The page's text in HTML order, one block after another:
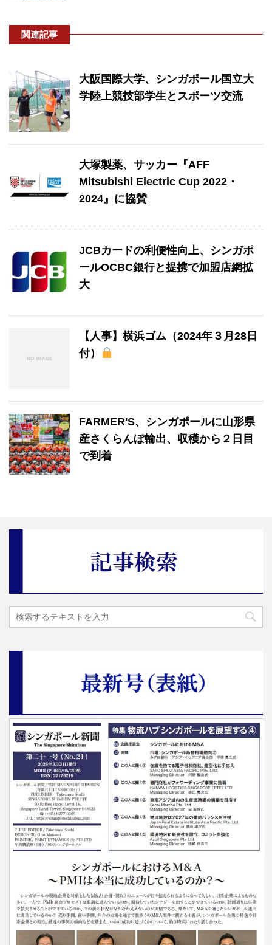
関連記事
大阪国際大学、シンガポール国立大
学陸上競技部学生とスポーツ交流
大塚製薬、サッカー『AFF
Mitsubishi Electric Cup 2022・
2024』に協賛
JCBカードの利便性向上、シンガポ
ールOCBC銀行と提携で加盟店網拡
大
【人事】横浜ゴム（2024年３月28日
付）
FARMER'S、シンガポールに山形県
産さくらんぼ輸出、収穫から２日目
で到着